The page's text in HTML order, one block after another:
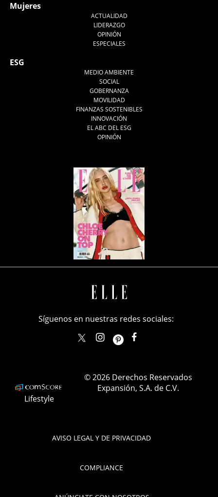
Mujeres
ACTUALIDAD
LIDERAZGO
OPINIÓN
ESPECIALES
ESG
MEDIO AMBIENTE
SOCIAL
GOBERNANZA
MOVILIDAD
FINANZAS SOSTENIBLES
INNOVACIÓN
EL ABC DEL ESG
OPINIÓN
AVISO LEGAL Y DE PRIVACIDAD
COMPLIANCE
Síguenos en nuestras redes sociales:
elle_mexicoellemexico
Lifestyle
© 2026 Derechos Reservados
Expansión, S.A. de C.V.